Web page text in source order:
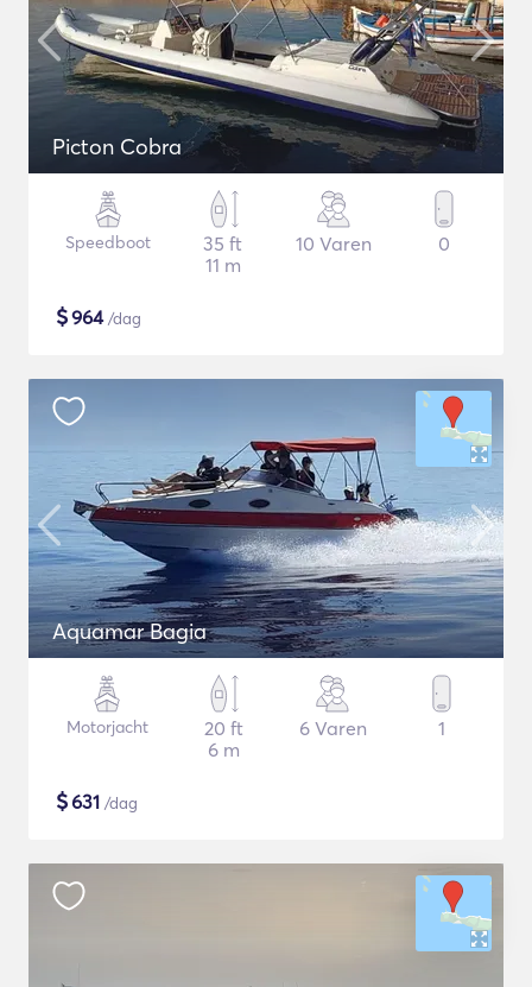
Picton Cobra
Speedboot
35 ft
11 m
10 Varen 0
$964/dag
Aquamar Bagia
Motorjacht
20 ft
6 m
6 Varen 1
$631 /dag